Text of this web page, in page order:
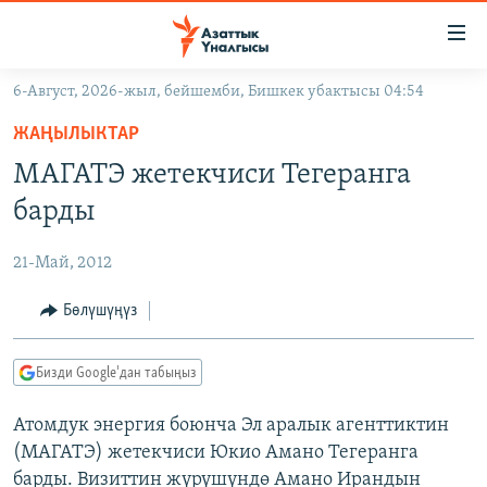
Навигацияга
өтүңүз
Издөөгө
салыңыз
ЭКОНОМИКА
МАДАНИЯТ
ДҮЙНӨ
БОРБОР АЗИЯ
УКРАИНА
АТАЙЫН ИЛИКТӨӨ
ТВ ПРОГРАММАЛАР
ЭКСПЕРТТЕР ТАЛДАЙТ
БИЗ ЖАНА ДҮЙНӨ
ДАНИСТЕ
ӨЗГӨЧӨ ПИКИР
Русский
6-Август, 2026-жыл, бейшемби, Бишкек убактысы 04:54
ЖАҢЫЛЫКТАР
МАГАТЭ жетекчиси Тегеранга
барды
21-Май, 2012
Бөлүшүңүз
Бизди Google'дан табыңыз
Атомдук энергия боюнча Эл аралык агенттиктин
(МАГАТЭ) жетекчиси Юкио Амано Тегеранга
барды. Визиттин жүрүшүндө Амано Ирандын